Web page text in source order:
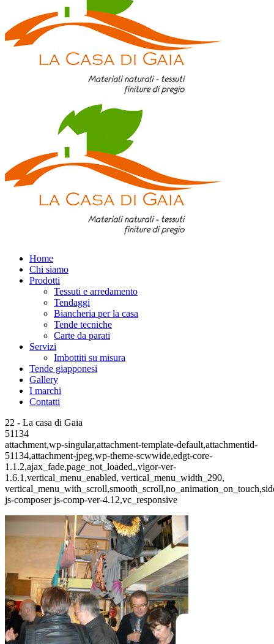
Home
Chi siamo
Prodotti
Tessuti e arredamento
Tendaggi
Biancheria per la casa
Tende tecniche
Carte da parati
Servizi
Imbottiti su misura
Tende giapponesi
Gallery
I marchi
Contatti
22 - La casa di Gaia
51134
attachment,wp-singular,attachment-template-default,attachmentid-
51134,attachment-jpeg,wp-theme-scwwide,edgt-core-
1.1.2,ajax_fade,page_not_loaded,,vigor-ver-
1.6.1,vertical_menu_enabled, vertical_menu_width_290,
js-composer js-comp-ver-4.12,vc_responsive